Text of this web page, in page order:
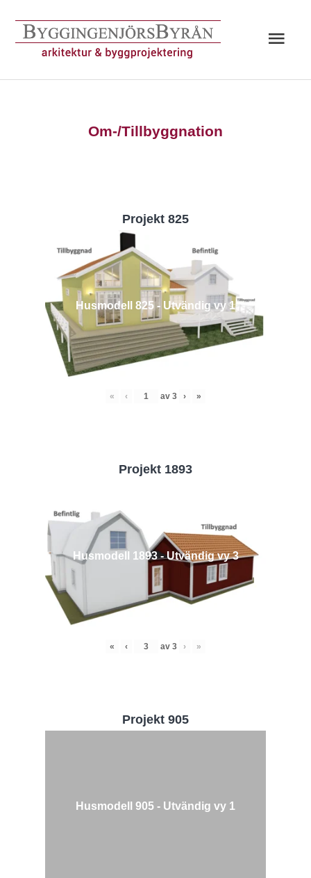
innehåll
Om-/Tillbyggnation
Projekt 825
Husmodell 825 - Utvändig vy 1
« ‹ av 3 › »
Projekt 1893
Husmodell 1893 - Utvändig vy 3
« ‹ av 3 › »
Projekt 905
Husmodell 905 - Utvändig vy 1